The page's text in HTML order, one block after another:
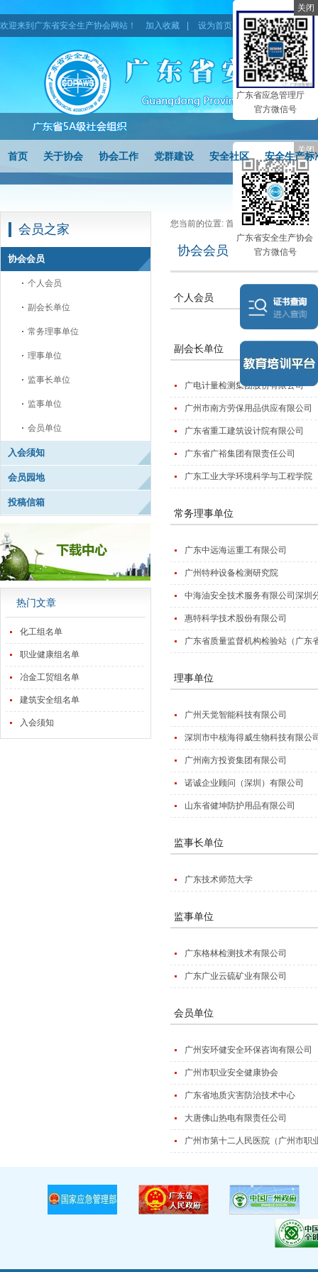
欢迎来到广东省安全生产协会网站！ 加入收藏 设为首页 网站地图
首页 关于协会 协会工作 党群建设 安全社区 安全生产标
会员之家
协会会员
个人会员
副会长单位
常务理事单位
理事单位
监事长单位
监事单位
会员单位
入会须知
会员园地
投稿信箱
热门文章
化工组名单
职业健康组名单
冶金工贸组名单
建筑安全组名单
入会须知
您当前的位置: 首页> 协会会员
协会会员
个人会员
副会长单位
广电计量检测集团股份有限公司
广州市南方劳保用品供应有限公司
广东省重工建筑设计院有限公司
广东省广裕集团有限责任公司
广东工业大学环境科学与工程学院
常务理事单位
广东中远海运重工有限公司
广州特种设备检测研究院
中海油安全技术服务有限公司深圳
惠特科学技术股份有限公司
广东省质量监督机构检验站（广东
理事单位
广州天觉智能科技有限公司
深圳市中核海得威生物科技有限公
广州南方投资集团有限公司
诺诚企业顾问（深圳）有限公司
山东省健坤防护用品有限公司
监事长单位
广东技术师范大学
监事单位
广东格林检测技术有限公司
广东广业云硫矿业有限公司
会员单位
广州安环健安全环保咨询有限公司
广州市职业安全健康协会
广东省地质灾害防治技术中心
大唐佛山热电有限责任公司
广州市第十二人民医院（广州市职
广东省应急管理厅
官方微信号
关闭
广东省安全生产协会
官方微信号
关闭